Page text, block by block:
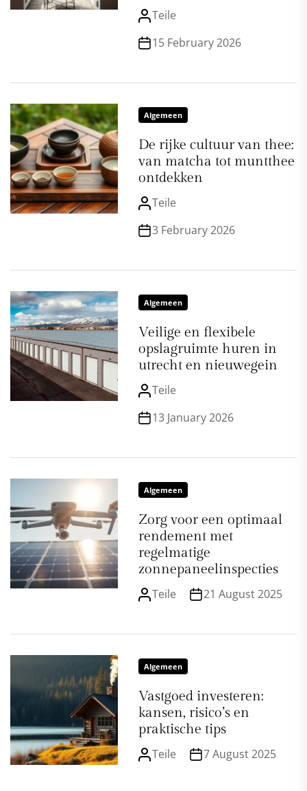
Teile
15 February 2026
Algemeen
De rijke cultuur van thee:
van matcha tot muntthee
ontdekken
Teile
3 February 2026
Algemeen
Veilige en flexibele
opslagruimte huren in
utrecht en nieuwegein
Teile
13 January 2026
Algemeen
Zorg voor een optimaal
rendement met
regelmatige
zonnepaneelinspecties
Teile 21 August 2025
Algemeen
Vastgoed investeren:
kansen, risico’s en
praktische tips
Teile 7 August 2025